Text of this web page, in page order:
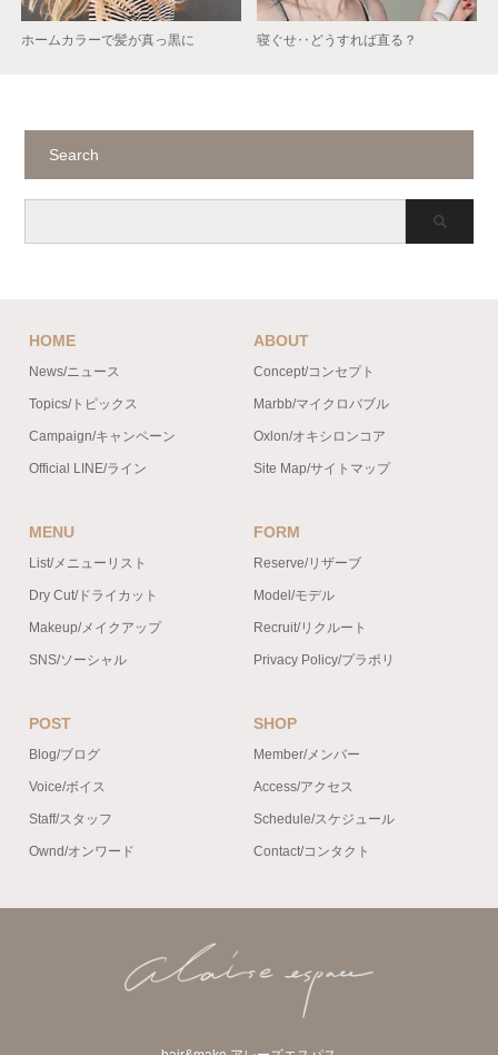
ホームカラーで髪が真っ黒に 寝ぐせ‥どうすれば直る？
Search
HOME
News/ニュース
Topics/トピックス
Campaign/キャンペーン
Official LINE/ライン
ABOUT
Concept/コンセプト
Marbb/マイクロバブル
Oxlon/オキシロンコア
Site Map/サイトマップ
MENU
List/メニューリスト
Dry Cut/ドライカット
Makeup/メイクアップ
SNS/ソーシャル
FORM
Reserve/リザーブ
Model/モデル
Recruit/リクルート
Privacy Policy/プラポリ
POST
Blog/ブログ
Voice/ボイス
Staff/スタッフ
Ownd/オンワード
SHOP
Member/メンバー
Access/アクセス
Schedule/スケジュール
Contact/コンタクト